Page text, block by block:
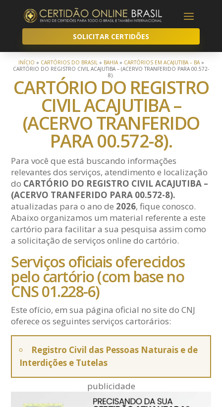
SOLICITAR CERTIDÕES
INÍCIO » CARTÓRIOS DO BRASIL» BAHIA» CARTÓRIOS EM ACAJUTIBA – BA»
CARTÓRIO DO REGISTRO CIVIL ACAJUTIBA – (ACERVO TRANFERIDO PARA 00.572-
8).
CARTÓRIO DO REGISTRO
CIVIL ACAJUTIBA –
(ACERVO TRANFERIDO
PARA 00.572-8).
Para você que está buscando informações
relevantes dos serviços, atendimento e localização
do CARTÓRIO DO REGISTRO CIVIL ACAJUTIBA –
(ACERVO TRANFERIDO PARA 00.572-8).
atualizadas para o ano de 2026, fique conosco.
Abaixo organizamos um material referente a este
cartório para facilitar a sua pesquisa assim como
a solicitação de serviços online do cartório.
Serviços oficiais oferecidos
pelo cartório (com base no
CNS 01.228-6)
Este ofício, em sua página oficial no site do CNJ
oferece os seguintes serviços cartorários:
Registro Civil das Pessoas Naturais e de
Interdições e Tutelas
publicidade